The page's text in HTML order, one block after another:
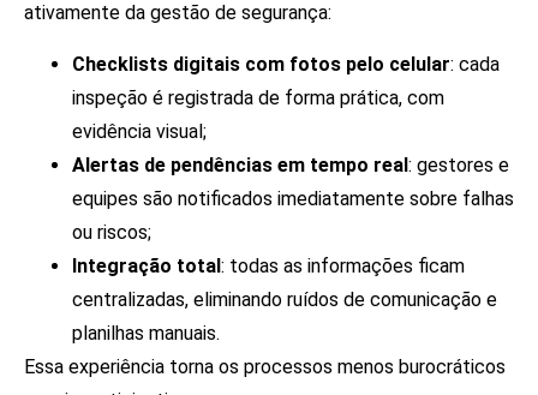
ativamente da gestão de segurança:
Checklists digitais com fotos pelo celular: cada
inspeção é registrada de forma prática, com
evidência visual;
Alertas de pendências em tempo real: gestores e
equipes são notificados imediatamente sobre falhas
ou riscos;
Integração total: todas as informações ficam
centralizadas, eliminando ruídos de comunicação e
planilhas manuais.
Essa experiência torna os processos menos burocráticos